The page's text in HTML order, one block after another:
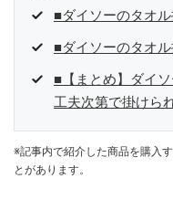
■ダイソーのタオ
■ダイソーのタオ
■【まとめ】ダイ
工夫次第で掛けら
※記事内で紹介した商品を購入
とがあります。